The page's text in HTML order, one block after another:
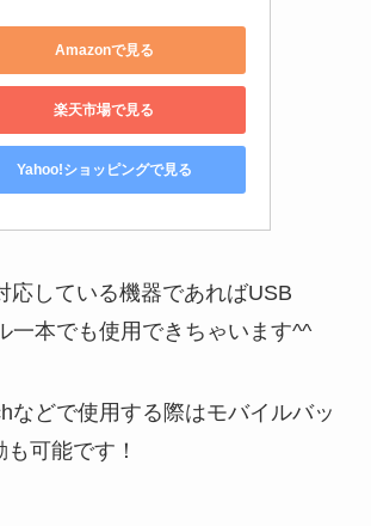
Amazonで見る
楽天市場で見る
Yahoo!ショッピングで見る
応している機器であればUSB
一本でも使用できちゃいます^^
などで使用する際はモバイルバッ
可能です！